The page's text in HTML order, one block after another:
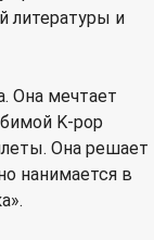
литературы и
Она мечтает
K-pop
Она решает
нанимается в